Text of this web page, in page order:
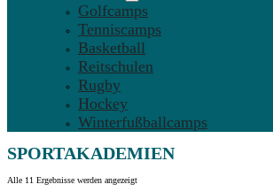
Golfcamps
Tenniscamps
Basketball
Reitschulen
Rugby
Hockey
Winterfußballcamps
SPORTAKADEMIEN
Alle 11 Ergebnisse werden angezeigt